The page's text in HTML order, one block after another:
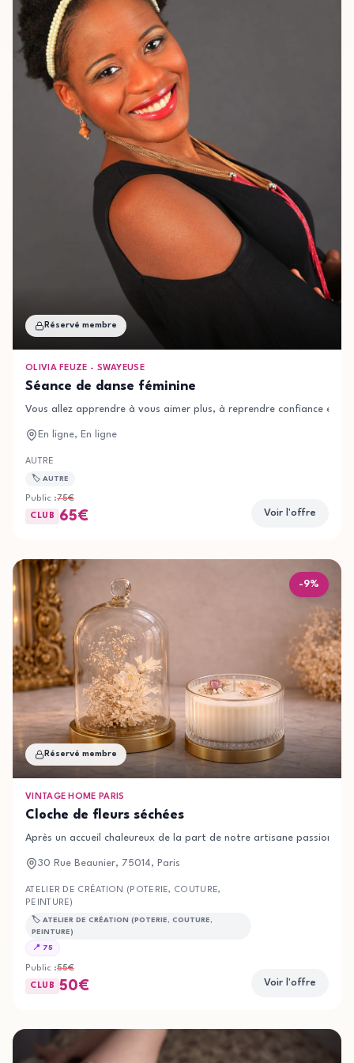
Réservé membre
OLIVIA FEUZE - SWAYEUSE
Séance de danse féminine
Vous allez apprendre à vous aimer plus, à reprendre confiance en
En ligne, En ligne
AUTRE
🏷️ AUTRE
Public :75€
CLUB
65€ Voir l'offre
-9%
Réservé membre
VINTAGE HOME PARIS
Cloche de fleurs séchées
Après un accueil chaleureux de la part de notre artisane
30 Rue Beaunier, 75014, Paris
ATELIER DE CRÉATION (POTERIE, COUTURE,
PEINTURE)
🏷️ ATELIER DE CRÉATION (POTERIE, COUTURE,
PEINTURE)
📍 75
Public :55€
CLUB
50€ Voir l'offre